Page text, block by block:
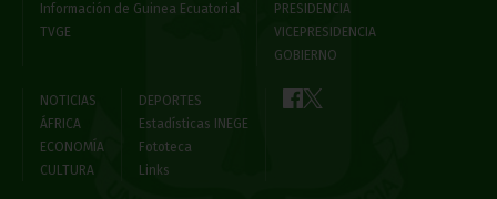
Información de Guinea Ecuatorial
TVGE
PRESIDENCIA
VICEPRESIDENCIA
GOBIERNO
NOTICIAS
ÁFRICA
ECONOMÍA
CULTURA
DEPORTES
Estadísticas INEGE
Fototeca
Links